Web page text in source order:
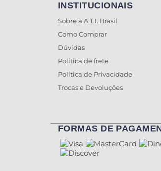
INSTITUCIONAIS
Sobre a A.T.I. Brasil
Como Comprar
Dúvidas
Política de frete
Política de Privacidade
Trocas e Devoluções
FORMAS DE